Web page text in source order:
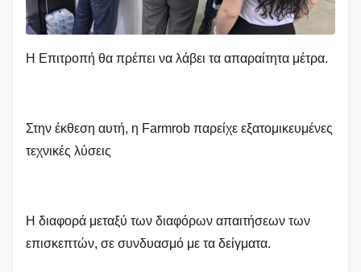
Η Επιτροπή θα πρέπει να λάβει τα απαραίτητα μέτρα.
Στην έκθεση αυτή, η Farmrob παρείχε εξατομικευμένες
τεχνικές λύσεις
Η διαφορά μεταξύ των διαφόρων απαιτήσεων των
επισκεπτών, σε συνδυασμό με τα δείγματα.